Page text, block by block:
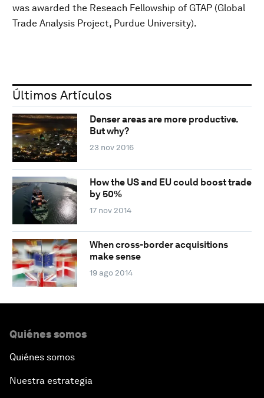
was awarded the Reseach Fellowship of GTAP (Global
Trade Analysis Project, Purdue University).
Últimos Artículos
Denser areas are more productive.
But why?
23 nov 2016
How the US and EU could boost trade
by 50%
17 nov 2014
When cross-border acquisitions
make sense
19 ago 2014
Quiénes somos
Quiénes somos
Nuestra estrategia